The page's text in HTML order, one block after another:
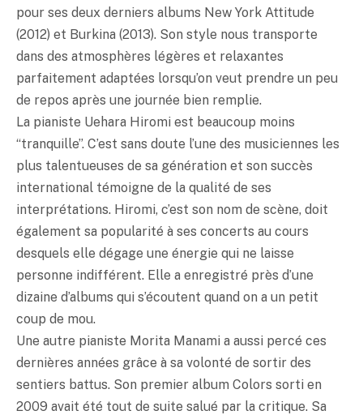
pour ses deux derniers albums New York Attitude
(2012) et Burkina (2013). Son style nous transporte
dans des atmosphères légères et relaxantes
parfaitement adaptées lorsqu’on veut prendre un peu
de repos après une journée bien remplie.
La pianiste Uehara Hiromi est beaucoup moins
“tranquille”. C’est sans doute l’une des musiciennes les
plus talentueuses de sa génération et son succès
international témoigne de la qualité de ses
interprétations. Hiromi, c’est son nom de scène, doit
également sa popularité à ses concerts au cours
desquels elle dégage une énergie qui ne laisse
personne indifférent. Elle a enregistré près d’une
dizaine d’albums qui s’écoutent quand on a un petit
coup de mou.
Une autre pianiste Morita Manami a aussi percé ces
dernières années grâce à sa volonté de sortir des
sentiers battus. Son premier album Colors sorti en
2009 avait été tout de suite salué par la critique. Sa